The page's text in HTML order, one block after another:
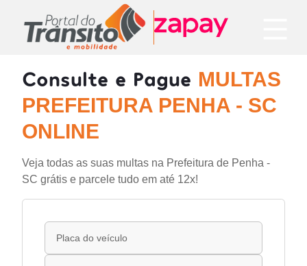
Consulte e Pague MULTAS
PREFEITURA PENHA - SC
ONLINE
Veja todas as suas multas na Prefeitura de Penha -
SC grátis e parcele tudo em até 12x!